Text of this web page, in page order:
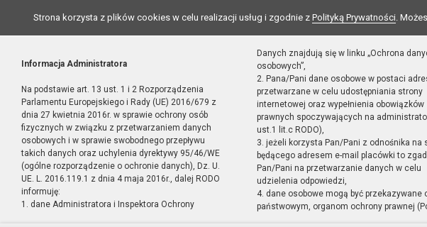
Strona korzysta z plików cookies w celu realizacji usług i zgodnie z Polityką Prywatności.
Informacja Administratora
Na podstawie art. 13 ust. 1 i 2 Rozporządzenia
Parlamentu Europejskiego i Rady (UE) 2016/679 z
dnia 27 kwietnia 2016r. w sprawie ochrony osób
fizycznych w związku z przetwarzaniem danych
osobowych i w sprawie swobodnego przepływu
takich danych oraz uchylenia dyrektywy 95/46/WE
(ogólne rozporządzenie o ochronie danych), Dz. U.
UE. L. 2016.119.1 z dnia 4 maja 2016r., dalej RODO
informuję:
1. dane Administratora i Inspektora Ochrony
Danych znajdują się w linku „Ochrona
osobowych”,
2. Pana/Pani dane osobowe w postaci
przetwarzane w celu udostępniania strony
internetowej oraz wypełnienia obowiązków
prawnych spoczywających na
ust.1 lit.c RODO),
3. jeżeli korzysta Pan/Pani z odnośnika na
będącego adresem e-mail placówki to
Pan/Pani na przetwarzanie danych w celu
udzielenia odpowiedzi,
4. dane osobowe mogą być przekazywane
państwowym, organom ochrony prawnej